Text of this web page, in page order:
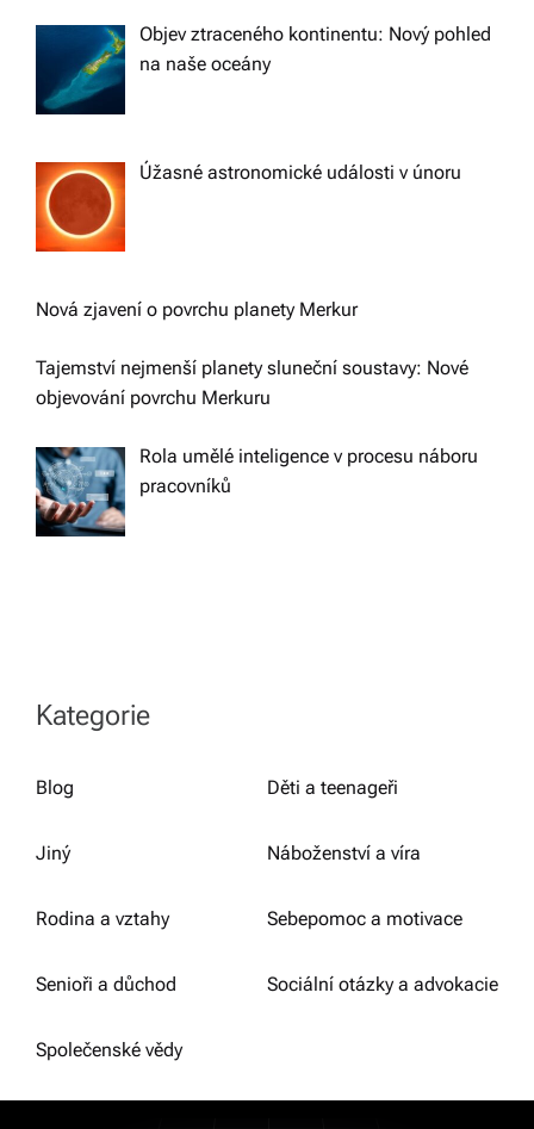
Objev ztraceného kontinentu: Nový pohled
na naše oceány
Úžasné astronomické události v únoru
Nová zjavení o povrchu planety Merkur
Tajemství nejmenší planety sluneční soustavy: Nové
objevování povrchu Merkuru
Rola umělé inteligence v procesu náboru
pracovníků
Kategorie
Blog Děti a teenageři
Jiný Náboženství a víra
Rodina a vztahy Sebepomoc a motivace
Senioři a důchod Sociální otázky a advokacie
Společenské vědy